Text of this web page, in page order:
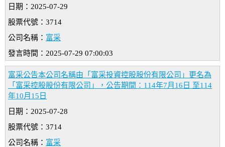
日期：2025-07-29
股票代號：3714
公司名稱： 富采
發言時間：2025-07-29 07:00:03
富采公告本公司名稱由「富采投資控股股份有限公司」更名為
「富采控股股份有限公司」，公告期間：114年7月16日 至114
年10月15日
日期：2025-07-28
股票代號：3714
公司名稱： 富采